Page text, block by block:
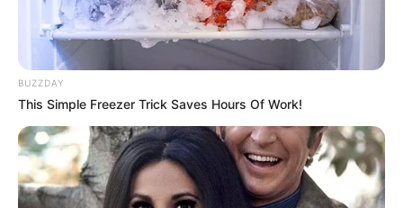
BUZZDAY
This Simple Freezer Trick Saves Hours Of Work!